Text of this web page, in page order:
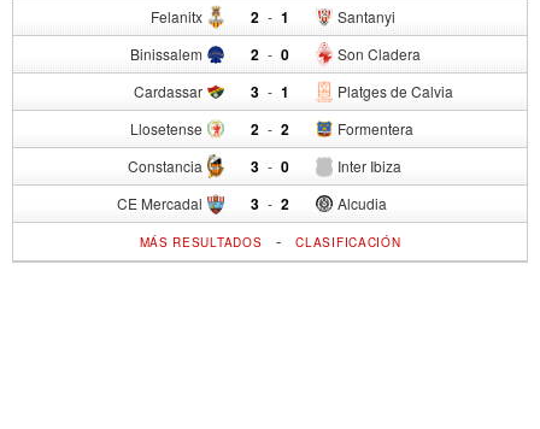
Felanitx 2 - Santanyi
1
Binissalem 2 - Son Cladera
0
Cardassar 3 - Platges de Calvia
1
Llosetense 2 - Formentera
2
Constancia 3 - Inter Ibiza
0
CE Mercadal 3 - Alcudia
2
MÁS RESULTADOS -CLASIFICACIÓN